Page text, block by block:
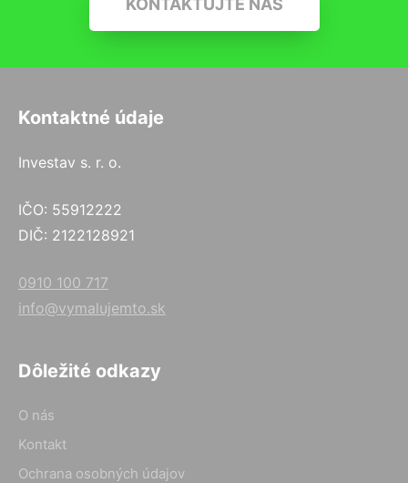
KONTAKTUJTE NÁS
Kontaktné údaje
Investav s. r. o.
IČO: 55912222
DIČ: 2122128921
0910 100 717
info@vymalujemto.sk
Dôležité odkazy
O nás
Kontakt
Ochrana osobných údajov